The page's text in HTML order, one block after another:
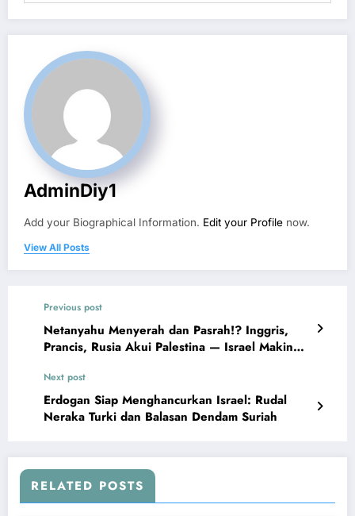
AdminDiy1
Add your Biographical Information. Edit your Profile now.
View All Posts
Previous post
Netanyahu Menyerah dan Pasrah!? Inggris,
Prancis, Rusia Akui Palestina — Israel Makin
Next post
Erdogan Siap Menghancurkan Israel: Rudal
Neraka Turki dan Balasan Dendam Suriah
RELATED POSTS